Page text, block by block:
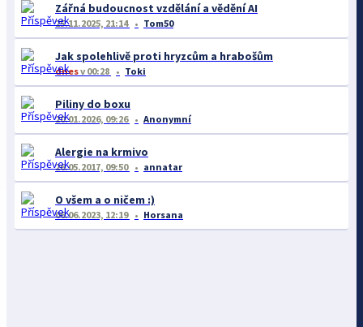
Zářná budoucnost vzdělání a vědění AI
25.11.2025, 21:14 Tom50
Jak spolehlivě proti hryzcům a hrabošům
dnesv 00:28 Toki
Piliny do boxu
20.01.2026, 09:26 Anonymní
Alergie na krmivo
26.05.2017, 09:50 annatar
O všem a o ničem :)
06.06.2023, 12:19 Horsana